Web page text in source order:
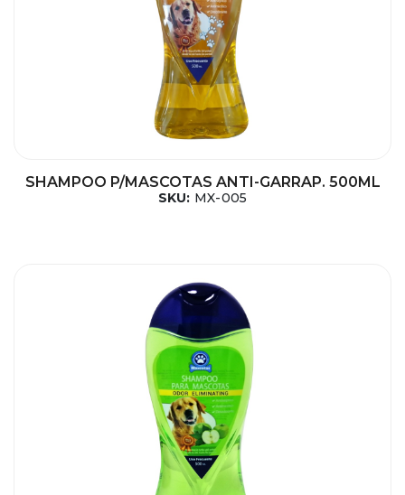
SHAMPOO P/MASCOTAS ANTI-GARRAP. 500ML
SKU: MX-005